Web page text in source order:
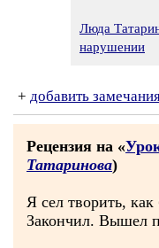
Люда
нарушении
+ добавить
Рецензия на «
Татаринова)
Я сел творить, как
Закончил. Вышел